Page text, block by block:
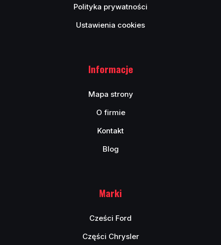
Polityka prywatności
Ustawienia cookies
Informacje
Mapa strony
O firmie
Kontakt
Blog
Marki
Cześci Ford
Części Chrysler